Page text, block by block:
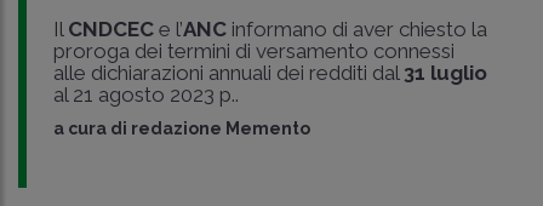
Il CNDCEC e l’ANCinformano di aver chiesto la
proroga dei termini di versamento connessi
alle dichiarazioni annuali dei redditi dal 31 luglio
al 21 agosto 2023 p..
a cura di redazione Memento